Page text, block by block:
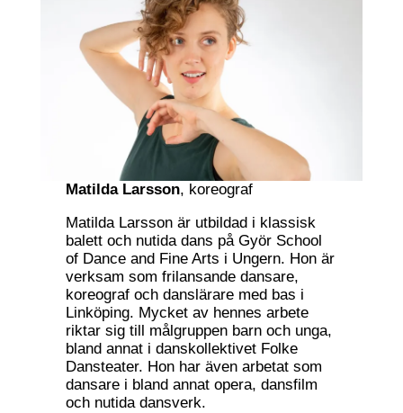
Matilda Larsson, koreograf
Matilda Larsson är utbildad i klassisk
balett och nutida dans på Györ School
of Dance and Fine Arts i Ungern. Hon är
verksam som frilansande dansare,
koreograf och danslärare med bas i
Linköping. Mycket av hennes arbete
riktar sig till målgruppen barn och unga,
bland annat i danskollektivet Folke
Dansteater. Hon har även arbetat som
dansare i bland annat opera, dansfilm
och nutida dansverk.